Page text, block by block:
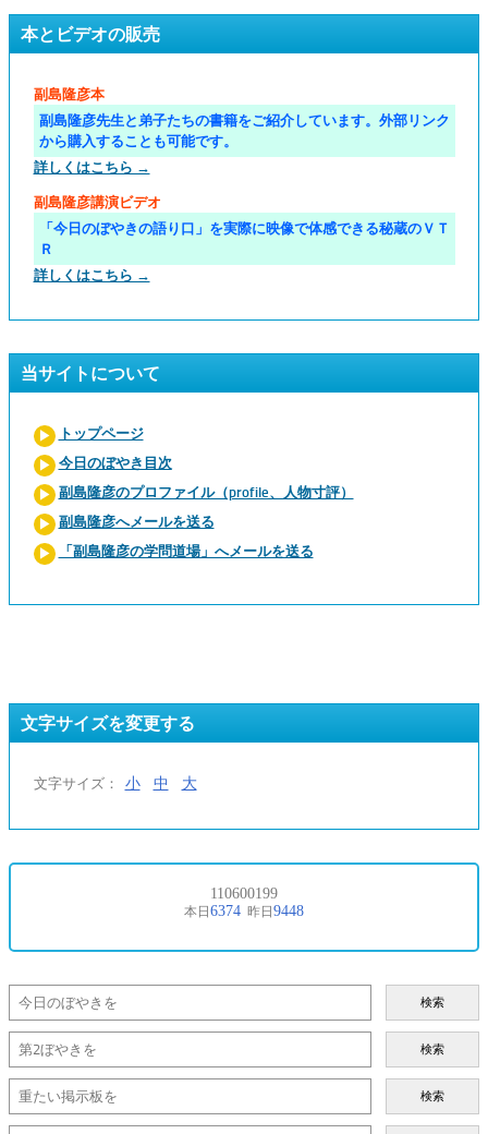
本とビデオの販売
副島隆彦本
副島隆彦先生と弟子たちの書籍をご紹介しています。外部リンク
から購入することも可能です。
詳しくはこちら →
副島隆彦講演ビデオ
「今日のぼやきの語り口」を実際に映像で体感できる秘蔵のＶＴ
Ｒ
詳しくはこちら →
当サイトについて
トップページ
今日のぼやき目次
副島隆彦のプロファイル（profile、人物寸評）
副島隆彦へメールを送る
「副島隆彦の学問道場」へメールを送る
文字サイズを変更する
文字サイズ： 小 中 大
検索
検索
検索